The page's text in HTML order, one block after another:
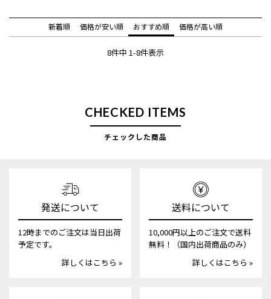
新着順 価格が安い順 おすすめ順 価格が高い順
8件中 1-8件表示
CHECKED ITEMS
チェックした商品
発送について
12時までのご注文は当日出荷
予定です。
詳しくはこちら »
送料について
10,000円以上のご注文で送料
無料！（国内出荷商品のみ）
詳しくはこちら »